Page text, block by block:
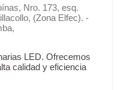
Nro. 173, esq.
(Zona Elfec). -
LED. Ofrecemos
calidad y eficiencia